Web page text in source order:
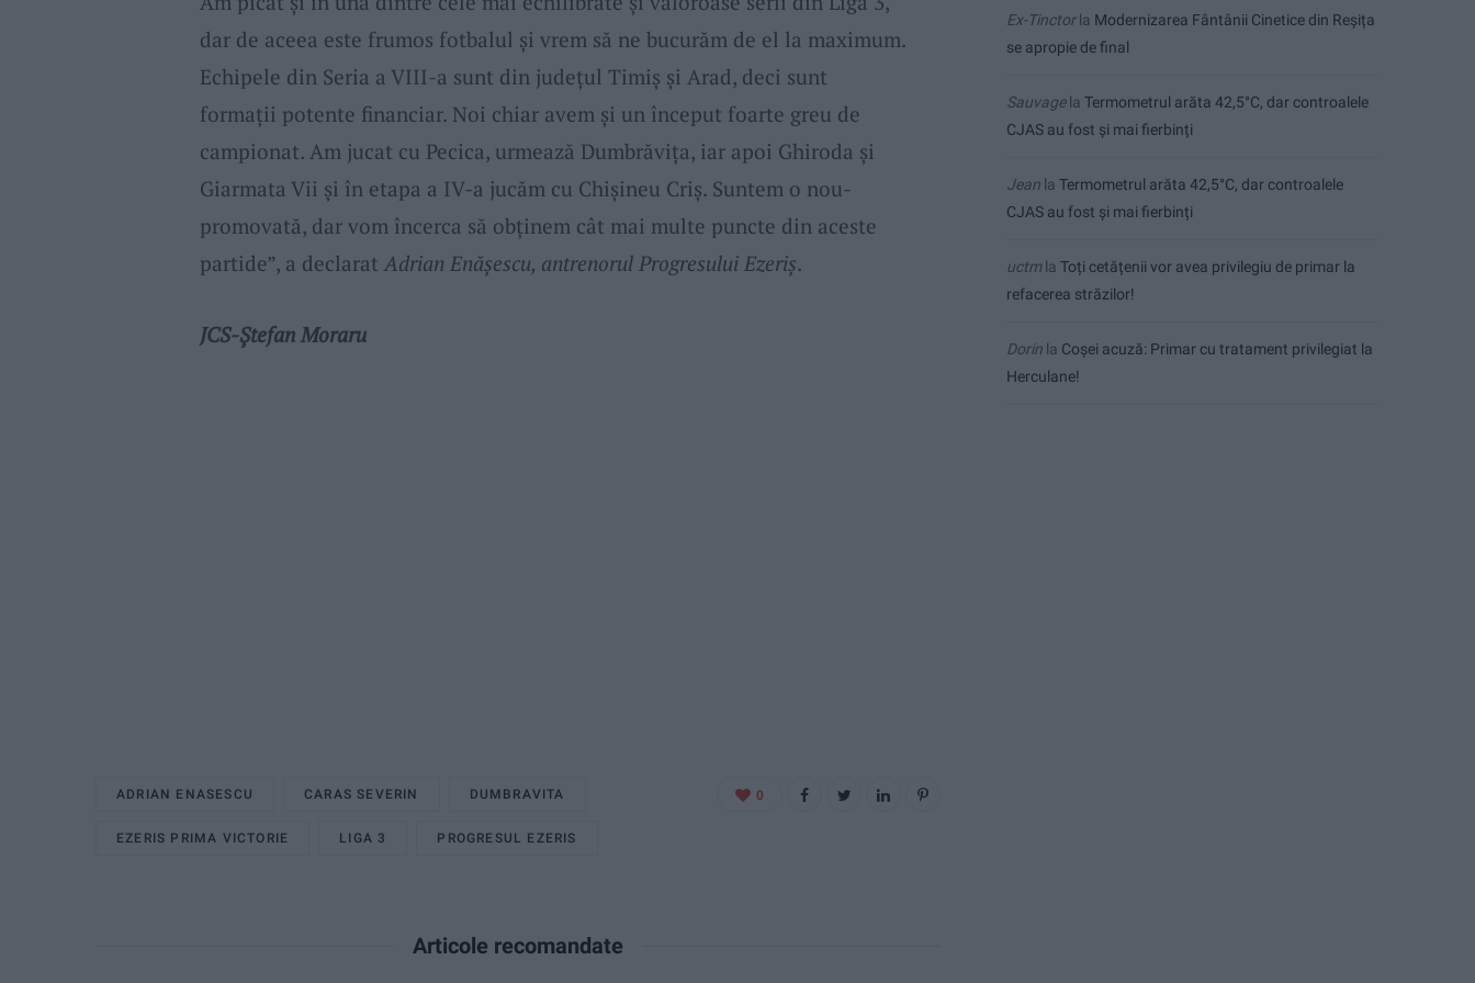
dar de aceea este frumos fotbalul și vrem să ne bucurăm de el la maximum.
Echipele din Seria a VIII-a sunt din județul Timiș și Arad, deci sunt
formații potente financiar. Noi chiar avem și un început foarte greu de
campionat. Am jucat cu Pecica, urmează Dumbrăvița, iar apoi Ghiroda și
Giarmata Vii și în etapa a IV-a jucăm cu Chișineu Criș. Suntem o nou-
promovată, dar vom încerca să obținem cât mai multe puncte din aceste
partide”, a declarat Adrian Enășescu, antrenorul Progresului Ezeriș.
JCS-Ștefan Moraru
ADRIAN ENASESCU CARAS SEVERIN DUMBRAVITA
EZERIS PRIMA VICTORIE LIGA 3 PROGRESUL EZERIS
0
Articole recomandate
Ex-Tinctorla Modernizarea Fântânii Cinetice din Reșița
se apropie de final
Sauvagela Termometrul arăta 42,5°C, dar controalele
CJAS au fost și mai fierbinți
Jean la Termometrul arăta 42,5°C, dar controalele
CJAS au fost și mai fierbinți
uctmla Toți cetățenii vor avea privilegiu de primar la
refacerea străzilor!
Dorin la Coșei acuză: Primar cu tratament privilegiat la
Herculane!